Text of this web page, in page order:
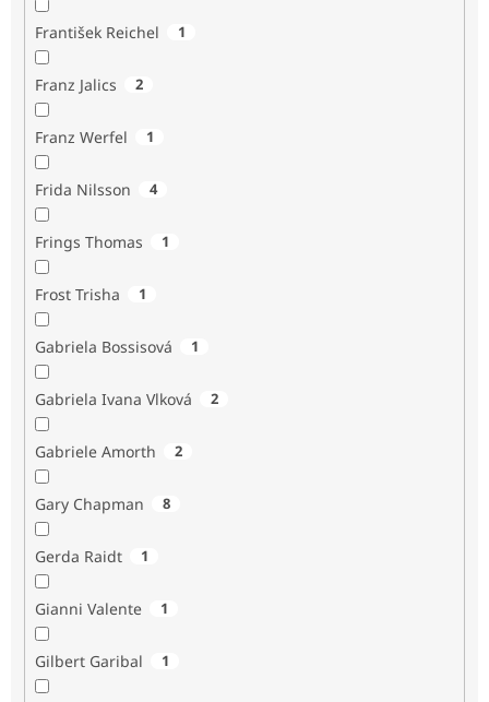
František Reichel 1
Franz Jalics 2
Franz Werfel 1
Frida Nilsson 4
Frings Thomas 1
Frost Trisha 1
Gabriela Bossisová 1
Gabriela Ivana Vlková 2
Gabriele Amorth 2
Gary Chapman 8
Gerda Raidt 1
Gianni Valente 1
Gilbert Garibal 1